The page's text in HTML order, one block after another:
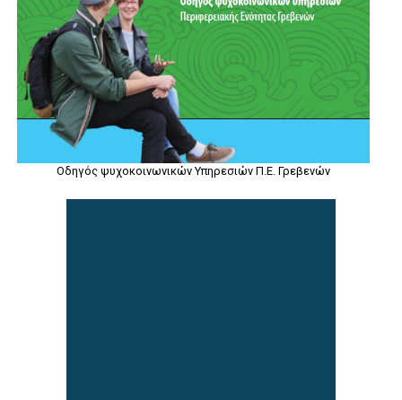
Οδηγός ψυχοκοινωνικών Υπηρεσιών Π.Ε. Γρεβενών